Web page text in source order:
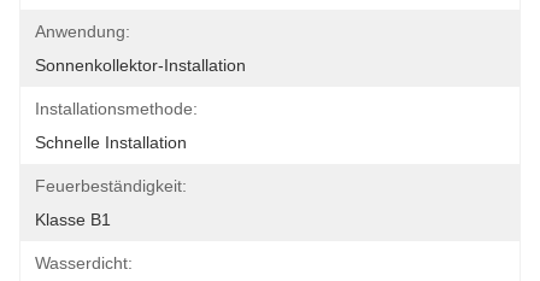
Anwendung:
Sonnenkollektor-Installation
Installationsmethode:
Schnelle Installation
Feuerbeständigkeit:
Klasse B1
Wasserdicht: